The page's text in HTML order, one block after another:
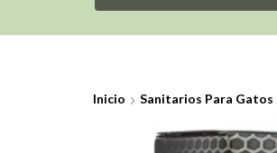
Inicio Sanitarios Para Gatos